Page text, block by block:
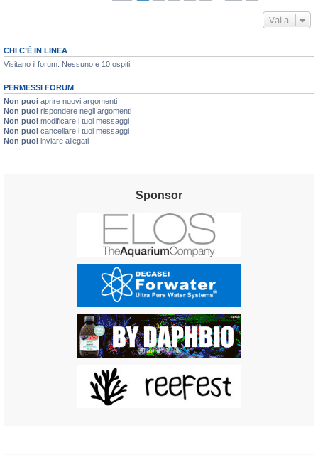
Vai a
CHI C’È IN LINEA
Visitano il forum: Nessuno e 10 ospiti
PERMESSI FORUM
Non puoi aprire nuovi argomenti
Non puoi rispondere negli argomenti
Non puoi modificare i tuoi messaggi
Non puoi cancellare i tuoi messaggi
Non puoi inviare allegati
Sponsor